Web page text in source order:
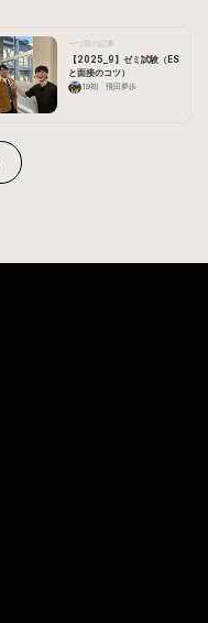
一つ前の記事
【2025_9】ゼミ試験（ES
と面接のコツ）
19期 飛田夢歩